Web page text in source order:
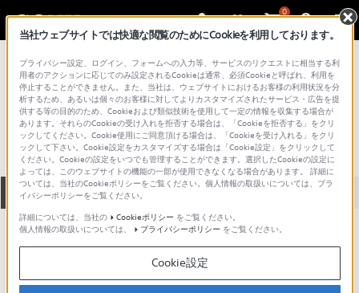
0
総合サポート・お問い合わせ プロフェッショナル／業務用
CH-1100S
全て ダウンロード 取扱説明書 Q&A
ダウンロード
現在、本ページで提供されているアップデート情報はありませ
当社ウェブサイトでは快適な閲覧のためにCookieを利用しております。
プライバシー設定、ログイン、フォームへの入力等、サービスのリクエストに相当する利
用者のアクションに応じてのみ設定されるCookieは通常、必須Cookieと呼ばれ、利用を
停止することができません。また、当社は、ウェブサイトにおけるお客様の利用状況を分
析するため、あるいは個々のお客様に対してよりカスタマイズされたサービス・広告を提
供する等の目的のため、Cookieおよび類似技術を使用して一定の情報を収集する場合が
あります。それらのCookieの受け入れを拒否する場合は、「Cookieを拒否する」をクリ
ックしてください。Cookie使用にご同意頂ける場合は、「Cookieを受け入れる」をクリ
ックして下さい。Cookie設定をカスタマイズする場合は「Cookie設定」をクリックして
ください。Cookieの設定をいつでも管理することができます。選択したCookieの設定に
よっては、このウェブサイトの機能の一部が使用できなくなる場合があります。 詳細に
ついては、当社のCookieポリシーをご覧ください。個人情報の取扱いについては、プラ
イバシーポリシーをご覧ください。
詳細については、当社の
Cookieポリシー をご覧ください。
個人情報の取扱いについては、
プライバシーポリシー をご覧ください。
Cookie設定